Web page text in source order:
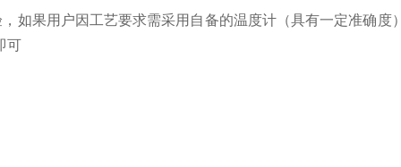
如果用户因工艺要求需采用自备的温度计（具有一定准确
可